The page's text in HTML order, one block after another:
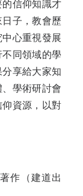
信仰知識才
子，教會歷
心重視發展
同領域的學
享給大家知
學術研討會
資源，以對
作（建道出